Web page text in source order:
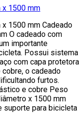
x 1500 mm
1500 mm Cadeado
O cadeado com
importante
Possui sistema
com capa protetora
o cadeado
furtos.
e cobre Peso
x 1500 mm
suporte para bicicleta